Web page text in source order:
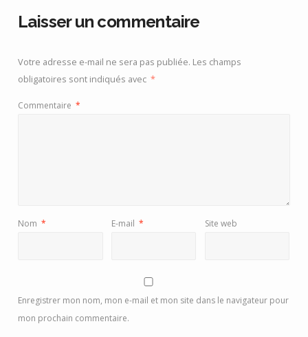
Laisser un commentaire
Votre adresse e-mail ne sera pas publiée. Les champs
obligatoires sont indiqués avec *
Commentaire *
Nom * E-mail * Site web
Enregistrer mon nom, mon e-mail et mon site dans le navigateur pour
mon prochain commentaire.